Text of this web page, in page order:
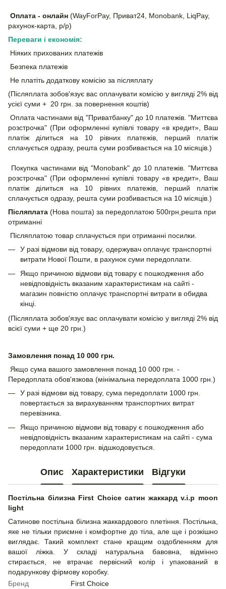
Оплата - онлайн (WayForPay, Приват24, Monobank, LiqPay,
рахунок-карта, р/р)
Переваги і економія:
Ніяких прихованих платежів
Безпека платежів
Не платіть додаткову комісію за післяплату
(Післяплата зобов'язує вас оплачувати комісію у вигляді 2% від
усієї суми + 20 грн. за повернення коштів)
Оплата частинами від "Приватбанку" до 10 платежів. "Миттєва
розстрочка" (При оформленні купівлі товару «в кредит», Ваш
платіж ділиться на 10 рівних платежів, перший платіж
сплачується одразу, решта суми розбивається на 10 місяців.)
Покупка частинами від "Monobank" до 10 платежів. "Миттєва
розстрочка" (При оформленні купівлі товару «в кредит», Ваш
платіж ділиться на 10 рівних платежів, перший платіж
сплачується одразу, решта суми розбивається на 10 місяців.)
Післяплата (Нова пошта) за передоплатою 500грн,решта при
отриманні
Післяплатою товар сплачується при отриманні посилки.
У разі відмови від товару, одержувач оплачує транспортні
витрати Нової Пошти, в рахунок суми передоплати.
Якщо причиною відмови від товару є пошкодження або
невідповідність вказаним характеристикам на сайті -
магазин повністю оплачує транспортні витрати в обидва
кінці.
(Післяплата зобов'язує вас оплачувати комісію у вигляді 2% від
всієї суми + ще 20 грн.)
Замовлення понад 10 000 грн.
Якщо сума вашого замовлення понад 10 000 грн. -
Передоплата обов'язкова (мінімальна передоплата 1000 грн.)
У разі відмови від товару, сума передоплати 1000 грн.
повертається за вирахуванням транспортних витрат
перевізника.
Якщо причиною відмови від товару є пошкодження або
невідповідність вказаним характеристикам на сайті - сума
передоплати 1000 грн. відшкодовується.
Опис Характеристики Відгуки
Постільна білизна First Choice сатин жаккард v.i.p moon
light
Сатинове постільна білизна жаккардового плетіння. Постільна,
яке не тільки приємне і комфортне до тіла, але ще і розкішно
виглядає. Такий комплект стане кращим оздобленням для
вашої ліжка. У складі натуральна бавовна, відмінно
стирається, не втрачає первісний колір і упакований в
подарункову фірмову коробку.
Бренд
First Choice